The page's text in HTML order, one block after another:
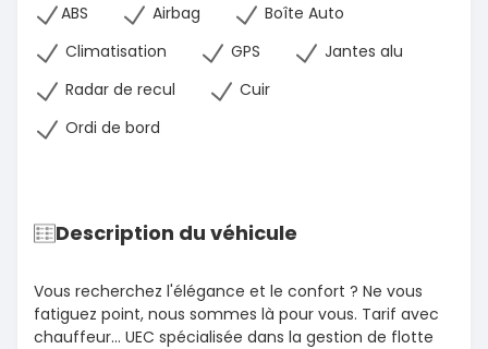
ABS Airbag
Boîte Auto
Climatisation
GPS
Jantes alu
Radar de recul
Cuir
Ordi de bord
Description du véhicule
Vous recherchez l'élégance et le confort ? Ne vous
fatiguez point, nous sommes là pour vous. Tarif avec
chauffeur... UEC spécialisée dans la gestion de flotte